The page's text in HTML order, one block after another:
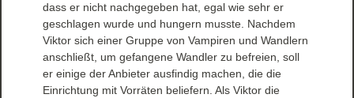
dass er nicht nachgegeben hat, egal wie sehr er
geschlagen wurde und hungern musste. Nachdem
Viktor sich einer Gruppe von Vampiren und Wandlern
anschließt, um gefangene Wandler zu befreien, soll
er einige der Anbieter ausfindig machen, die die
Einrichtung mit Vorräten beliefern. Als Viktor die